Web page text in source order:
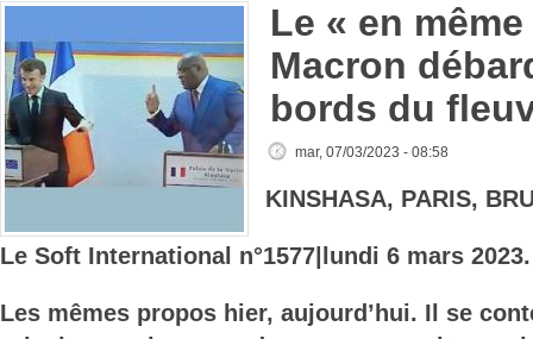
Le « en
Macron
bords du
mar, 07/03/2023 - 08:58
KINSHASA, PARIS,
Le Soft International n°1577 |lundi 6 mars 2023.
Les mêmes propos hier, aujourd’hui. Il se